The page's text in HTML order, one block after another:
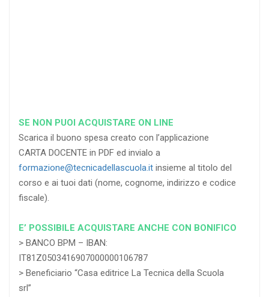
SE NON PUOI ACQUISTARE ON LINE
Scarica il buono spesa creato con l’applicazione
CARTA DOCENTE in PDF ed invialo a
formazione@tecnicadellascuola.it insieme al titolo del
corso e ai tuoi dati (nome, cognome, indirizzo e codice
fiscale).
E’ POSSIBILE ACQUISTARE ANCHE CON BONIFICO
> BANCO BPM – IBAN:
IT81Z0503416907000000106787
> Beneficiario “Casa editrice La Tecnica della Scuola
srl”